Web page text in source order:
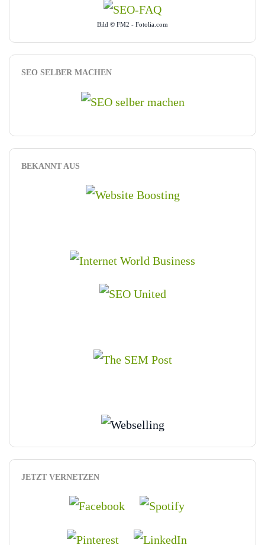
Bild © FM2 - Fotolia.com
SEO SELBER MACHEN
BEKANNT AUS
JETZT VERNETZEN